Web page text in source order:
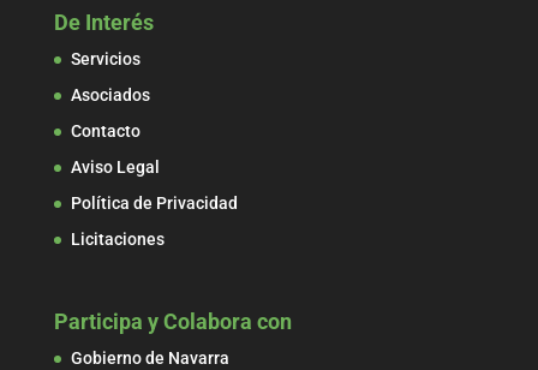
De Interés
Servicios
Asociados
Contacto
Aviso Legal
Política de Privacidad
Licitaciones
Participa y Colabora con
Gobierno de Navarra